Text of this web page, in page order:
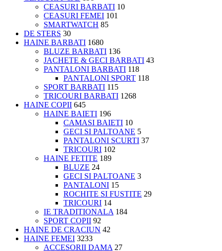
CEASURI BARBATI 10
CEASURI FEMEI 101
SMARTWATCH 85
DE STERS 30
HAINE BARBATI 1680
BLUZE BARBATI 136
JACHETE & GECI BARBATI 43
PANTALONI BARBATI 118
PANTALONI SPORT 118
SPORT BARBATI 115
TRICOURI BARBATI 1268
HAINE COPII 645
HAINE BAIETI 196
CAMASI BAIETI 10
GECI SI PALTOANE 5
PANTALONI SCURTI 37
TRICOURI 102
HAINE FETITE 189
BLUZE 24
GECI SI PALTOANE 3
PANTALONI 15
ROCHITE SI FUSTITE 29
TRICOURI 14
IE TRADITIONALA 184
SPORT COPII 92
HAINE DE CRACIUN 42
HAINE FEMEI 3233
ACCESORII DAMA 27